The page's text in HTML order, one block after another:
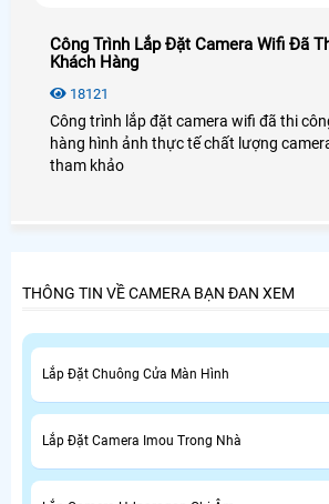
Công Trình Lắp Đặt Camera Wifi Đã
Khách Hàng
18121
Công trình lắp đặt camera wifi đã thi
hàng hình ảnh thực tế chất lượng
tham khảo
THÔNG TIN VỀ CAMERA BẠN ĐAN XEM
Lắp Đặt Chuông Cửa Màn Hình
Lắp Đặt Camera Imou Trong Nhà